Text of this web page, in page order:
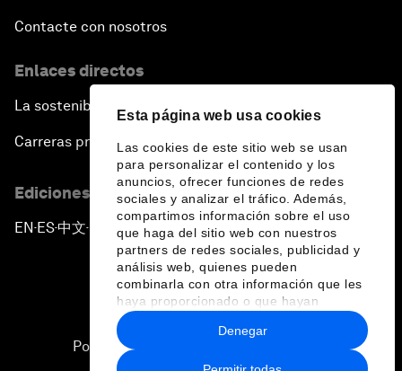
Esta página web usa cookies
Las cookies de este sitio web se usan
para personalizar el contenido y los
anuncios, ofrecer funciones de redes
sociales y analizar el tráfico. Además,
compartimos información sobre el uso
que haga del sitio web con nuestros
partners de redes sociales, publicidad y
análisis web, quienes pueden
combinarla con otra información que les
haya proporcionado o que hayan
recopilado a partir del uso que haya
hecho de sus servicios.
Denegar
Contacte con nosotros
Enlaces directos
La sostenibilidad en el Foro
Carreras profesionales
Ediciones en otros idiomas
EN ▪ES▪中文▪ 日本語
Política de privacidad y normas de uso